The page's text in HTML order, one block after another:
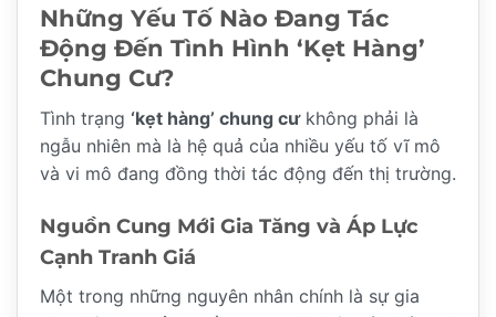
Những Yếu Tố Nào Đang Tác
Động Đến Tình Hình ‘Kẹt Hàng’
Chung Cư?
Tình trạng ‘kẹt hàng’ chung cưkhông phải là
ngẫu nhiên mà là hệ quả của nhiều yếu tố vĩ mô
và vi mô đang đồng thời tác động đến thị trường.
Nguồn Cung Mới Gia Tăng và Áp Lực
Cạnh Tranh Giá
Một trong những nguyên nhân chính là sự gia